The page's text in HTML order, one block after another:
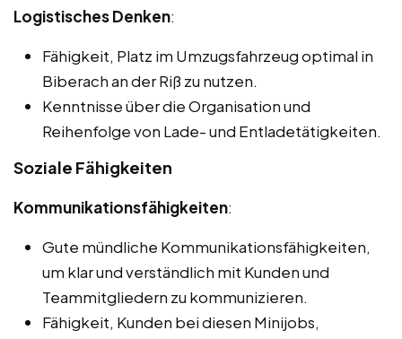
Logistisches Denken:
Fähigkeit, Platz im Umzugsfahrzeug optimal in
Biberach an der Riß zu nutzen.
Kenntnisse über die Organisation und
Reihenfolge von Lade- und Entladetätigkeiten.
Soziale Fähigkeiten
Kommunikationsfähigkeiten:
Gute mündliche Kommunikationsfähigkeiten,
um klar und verständlich mit Kunden und
Teammitgliedern zu kommunizieren.
Fähigkeit, Kunden bei diesen Minijobs,